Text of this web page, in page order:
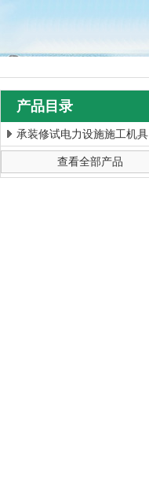
上海徐吉电气有限公司
产品目录
承装修试电力设施施工机具
查看全部产品